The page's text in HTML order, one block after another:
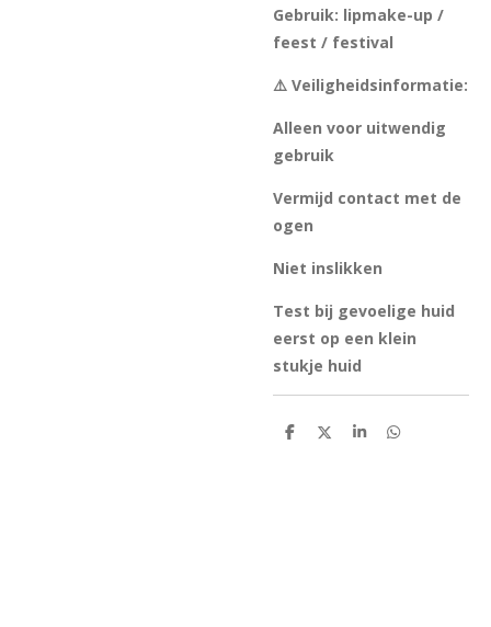
Gebruik: lipmake-up /
feest / festival
⚠️ Veiligheidsinformatie:
Alleen voor uitwendig
gebruik
Vermijd contact met de
ogen
Niet inslikken
Test bij gevoelige huid
eerst op een klein
stukje huid
D
D
S
D